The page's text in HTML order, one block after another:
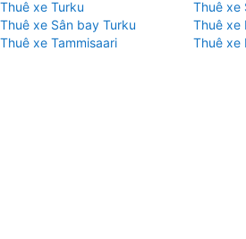
Thuê xe Turku
Thuê xe
Thuê xe Sân bay Turku
Thuê xe
Thuê xe Tammisaari
Thuê xe